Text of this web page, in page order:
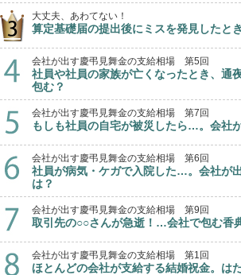
大丈夫、あわてない！
算定基礎届の提出後にミスを発見したと
会社が出す慶弔見舞金の支給相場 第5回
社員や社員の家族が亡くなったとき、通
包む？
会社が出す慶弔見舞金の支給相場 第7回
もしも社員の自宅が被災したら…。会社
会社が出す慶弔見舞金の支給相場 第6回
社員が病気・ケガで入院した…。会社が
は？
会社が出す慶弔見舞金の支給相場 第9回
取引先の○○さんが急逝！…会社で包む香
会社が出す慶弔見舞金の支給相場 第1回
ほとんどの会社が支給する結婚祝金。は